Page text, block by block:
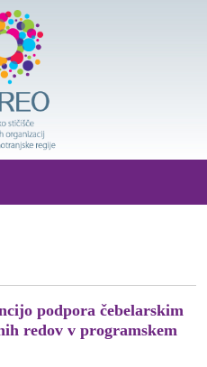
podpora čebelarskim
redov v programskem